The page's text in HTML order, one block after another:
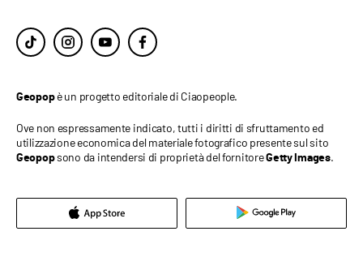
Geopopè un progetto editoriale di Ciaopeople.
Ove non espressamente indicato, tutti i diritti di sfruttamento ed
utilizzazione economica del materiale fotografico presente sul sito
Geopopsono da intendersi di proprietà del fornitoreGetty Images.